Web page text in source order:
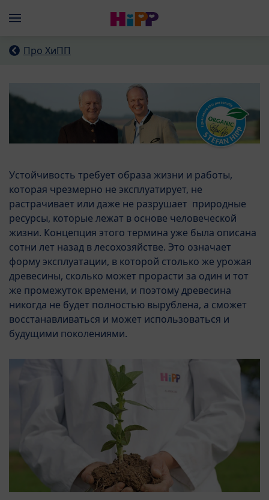
Menü
Про ХиПП
Устойчивость требует образа жизни и работы,
которая чрезмерно не эксплуатирует, не
растрачивает или даже не разрушает природные
ресурсы, которые лежат в основе человеческой
жизни. Концепция этого термина уже была описана
сотни лет назад в лесохозяйстве. Это означает
форму эксплуатации, в которой столько же урожая
древесины, сколько может прорасти за один и тот
же промежуток времени, и поэтому древесина
никогда не будет полностью вырублена, а сможет
восстанавливаться и может использоваться и
будущими поколениями.